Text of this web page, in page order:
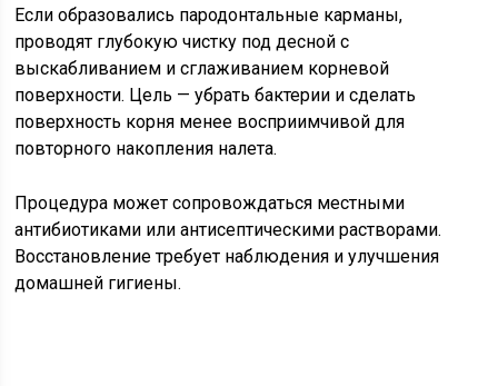
Если образовались пародонтальные карманы,
проводят глубокую чистку под десной с
выскабливанием и сглаживанием корневой
поверхности. Цель — убрать бактерии и сделать
поверхность корня менее восприимчивой для
повторного накопления налета.
Процедура может сопровождаться местными
антибиотиками или антисептическими растворами.
Восстановление требует наблюдения и улучшения
домашней гигиены.